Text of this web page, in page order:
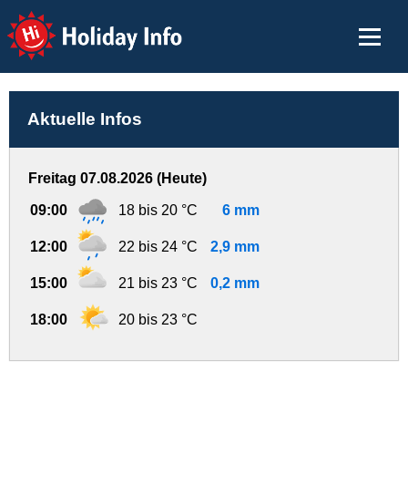
Holiday Info
Aktuelle Infos
Freitag 07.08.2026 (Heute)
09:00 18 bis 20 °C 6 mm
12:00 22 bis 24 °C 2,9 mm
15:00 21 bis 23 °C 0,2 mm
18:00 20 bis 23 °C